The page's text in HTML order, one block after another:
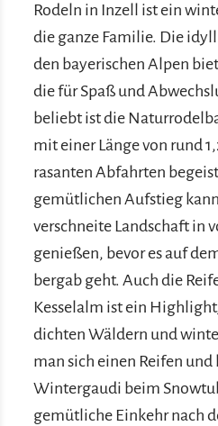
Rodeln in Inzell ist ein
die ganze Familie. Die
den bayerischen Alpen
die für Spaß und
beliebt ist die
mit einer Länge von rund
rasanten Abfahrten
gemütlichen Aufstieg
verschneite Landschaft in
genießen, bevor es auf
bergab geht. Auch die
Kesselalm ist ein
dichten Wäldern und
man sich einen Reifen
Wintergaudi beim
gemütliche Einkehr nach